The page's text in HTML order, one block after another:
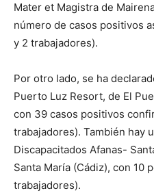
Mater et Magistra de
número de casos positivos
y 2 trabajadores).
Por otro lado, se ha
Puerto Luz Resort, de El
con 39 casos positivos
trabajadores). También hay
Discapacitados Afanas-
Santa María (Cádiz), con 10
trabajadores).